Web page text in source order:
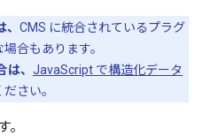
CMS に統合されているプラグ
合もあります。
、 JavaScript で構造化データ
さい。
。